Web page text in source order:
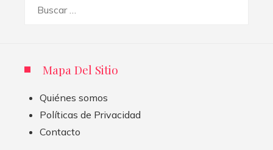
Mapa Del Sitio
Quiénes somos
Políticas de Privacidad
Contacto